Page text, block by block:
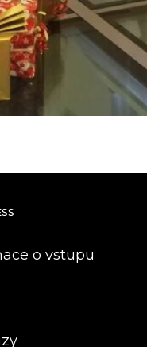
o vstupu